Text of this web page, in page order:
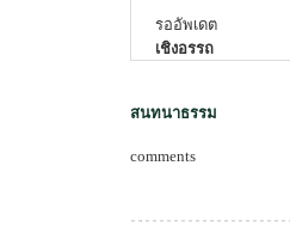
รออัพเดต
เชิงอรรถ
สนทนาธรรม
comments